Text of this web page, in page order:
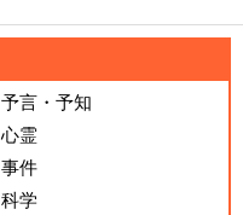
予言・予知
心霊
事件
科学